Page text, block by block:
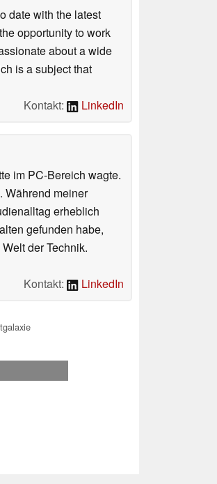
date with the latest
opportunity to work
about a wide
is a subject that
Kontakt:
LinkedIn
im PC-Bereich wagte.
Während meiner
erheblich
gefunden habe,
der Technik.
Kontakt:
LinkedIn